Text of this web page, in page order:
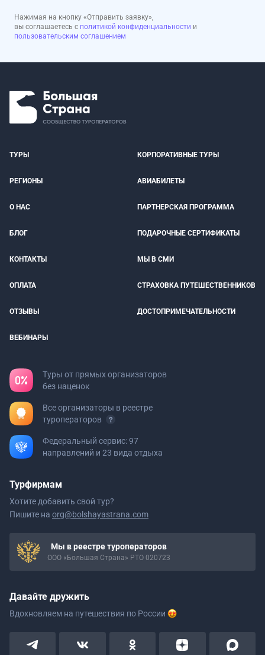
Нажимая на кнопку «Отправить заявку»,
вы соглашаетесь с политикой конфиденциальности и
пользовательским соглашением
ТУРЫ КОРПОРАТИВНЫЕ ТУРЫ
РЕГИОНЫ АВИАБИЛЕТЫ
О НАС ПАРТНЕРСКАЯ ПРОГРАММА
БЛОГ ПОДАРОЧНЫЕ СЕРТИФИКАТЫ
КОНТАКТЫ МЫ В СМИ
ОПЛАТА СТРАХОВКА ПУТЕШЕСТВЕННИКОВ
ОТЗЫВЫ ДОСТОПРИМЕЧАТЕЛЬНОСТИ
ВЕБИНАРЫ
Туры от прямых организаторов
без наценок
Все организаторы в реестре
туроператоров
Федеральный сервис: 97
направлений и 23 вида отдыха
Турфирмам
Хотите добавить свой тур?
Пишите на org@bolshayastrana.com
Мы в реестре туроператоров
ООО «Большая Страна» РТО 020723
Давайте дружить
Вдохновляем на путешествия по России